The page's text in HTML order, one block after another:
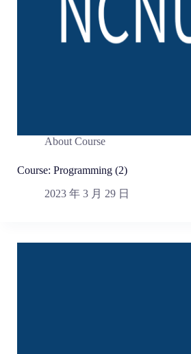
About Course
Course: Programming (2)
2023 年 3 月 29 日